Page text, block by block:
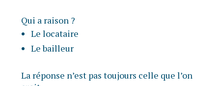
Qui a raison ?
Le locataire
Le bailleur
La réponse n’est pas toujours celle que l’on